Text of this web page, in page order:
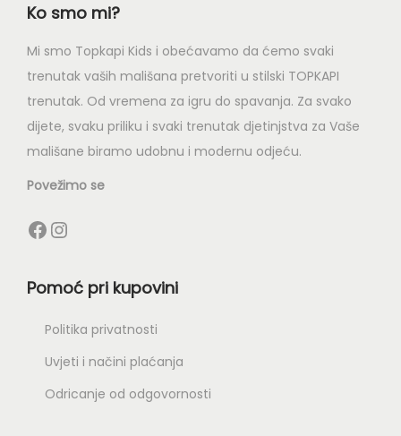
Ko smo mi?
Mi smo Topkapi Kids i obećavamo da ćemo svaki
trenutak vaših mališana pretvoriti u stilski TOPKAPI
trenutak. Od vremena za igru do spavanja. Za svako
dijete, svaku priliku i svaki trenutak djetinjstva za Vaše
mališane biramo udobnu i modernu odjeću.
Povežimo se
Pomoć pri kupovini
Politika privatnosti
Uvjeti i načini plaćanja
Odricanje od odgovornosti